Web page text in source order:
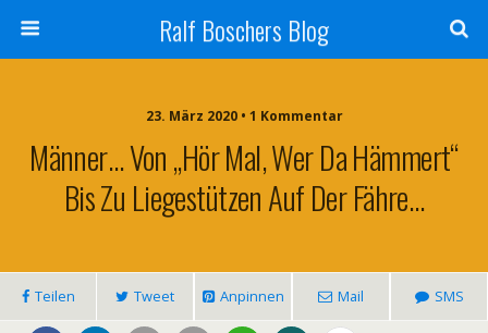
Ralf Boschers Blog
23. März 2020 • 1 Kommentar
Männer… Von „Hör Mal, Wer Da Hämmert“
Bis Zu Liegestützen Auf Der Fähre…
Teilen Tweet Anpinnen Mail SMS